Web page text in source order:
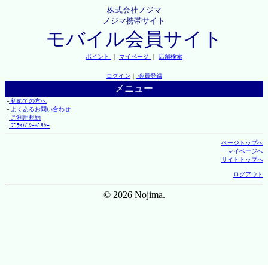
株式会社ノジマ
ノジマ携帯サイト
モバイル会員サイト
ポイント ｜ マイページ ｜ 店舗検索
ログイン ｜ 会員登録
メニュー
├初めての方へ
├ よくあるお問い合わせ
├ご利用規約
└ﾌﾟﾗｲﾊﾞｼｰﾎﾟﾘｼｰ
ページトップへ
マイページへ
サイトトップへ
ログアウト
© 2026 Nojima.